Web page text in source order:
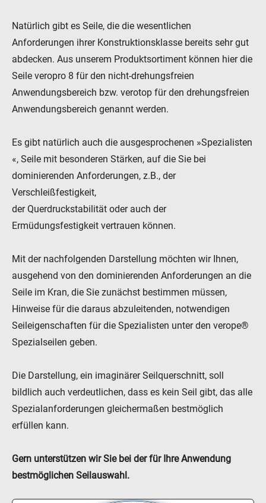
Natürlich gibt es Seile, die die wesentlichen
Anforderungen ihrer Konstruktionsklasse bereits sehr gut
abdecken. Aus unserem Produktsortiment können hier die
Seile veropro 8 für den nicht-drehungsfreien
Anwendungsbereich bzw. verotop für den drehungsfreien
Anwendungsbereich genannt werden.
Es gibt natürlich auch die ausgesprochenen »Spezialisten
«, Seile mit besonderen Stärken, auf die Sie bei
dominierenden Anforderungen, z.B., der
Verschleißfestigkeit,
der Querdruckstabilität oder auch der
Ermüdungsfestigkeit vertrauen können.
Mit der nachfolgenden Darstellung möchten wir Ihnen,
ausgehend von den dominierenden Anforderungen an die
Seile im Kran, die Sie zunächst bestimmen müssen,
Hinweise für die daraus abzuleitenden, notwendigen
Seileigenschaften für die Spezialisten unter den verope®
Spezialseilen geben.
Die Darstellung, ein imaginärer Seilquerschnitt, soll
bildlich auch verdeutlichen, dass es kein Seil gibt, das alle
Spezialanforderungen gleichermaßen bestmöglich
erfüllen kann.
Gern unterstützen wir Sie bei der für Ihre Anwendung
bestmöglichen Seilauswahl.